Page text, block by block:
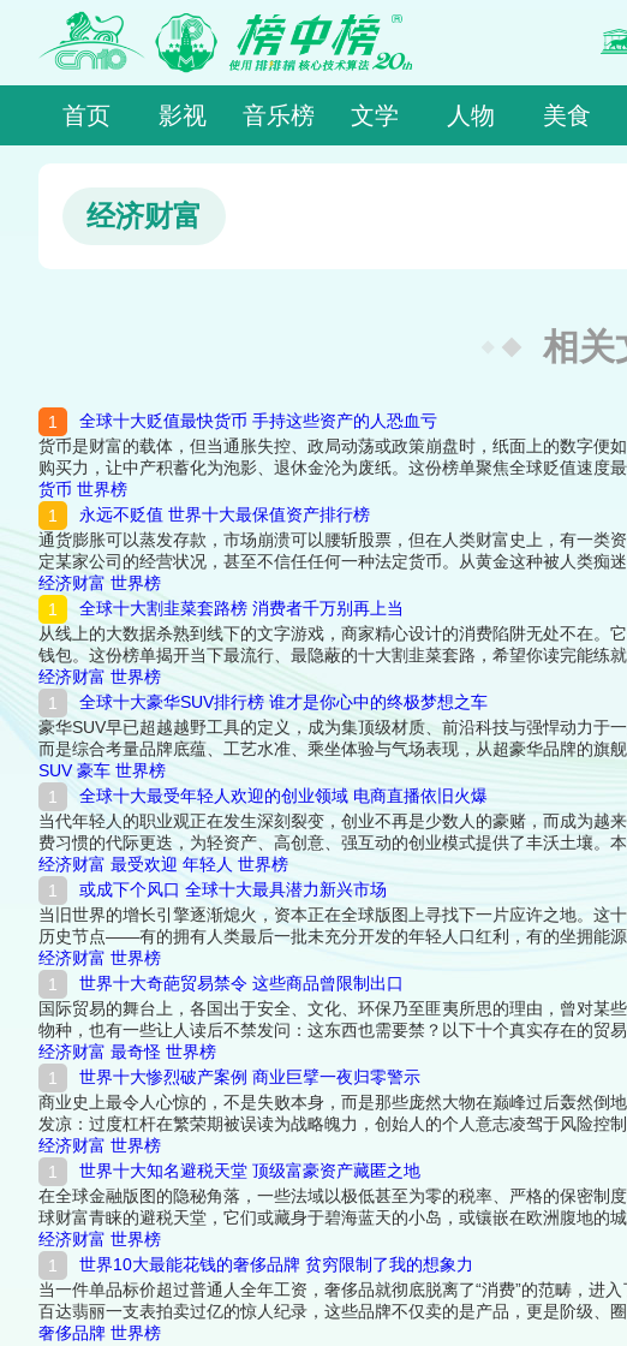
首页 影视 音乐榜 文学 人物 美食
经济财富
相关
全球十大贬值最快货币 手持这些资产的人恐血亏
货币是财富的载体，但当通胀失控、政局动荡或政策崩盘时，纸面上的数字便
购买力，让中产积蓄化为泡影、退休金沦为废纸。这份榜单聚焦全球贬值速度
看看详细名单吧！
货币 世界榜
永远不贬值 世界十大最保值资产排行榜
通货膨胀可以蒸发存款，市场崩溃可以腰斩股票，但在人类财富史上，有一
定某家公司的经营状况，甚至不信任任何一种法定货币。从黄金这种被人类
忌，到一套城市核心区的土地契约——真正的保值资产都有一个共同特征：稀
金融危机和王朝更迭的考验，依然屹立不倒。下面跟着榜中榜编辑一起来看看详
经济财富 世界榜
全球十大割韭菜套路榜 消费者千万别再上当
从线上的大数据杀熟到线下的文字游戏，商家精心设计的消费陷阱无处不在
钱包。这份榜单揭开当下最流行、最隐蔽的十大割韭菜套路，希望你读完能练
细名单吧！
经济财富 世界榜
全球十大豪华SUV排行榜 谁才是你心中的终极梦想之车
豪华SUV早已超越越野工具的定义，成为集顶级材质、前沿科技与强悍动力于
而是综合考量品牌底蕴、工艺水准、乘坐体验与气场表现，从超豪华品牌的旗
华”二字的极致形态。它们中的任何一台驶过街头，都无需轰鸣引擎便能宣告主
SUV 豪车 世界榜
全球十大最受年轻人欢迎的创业领域 电商直播依旧火爆
当代年轻人的职业观正在发生深刻裂变，创业不再是少数人的豪赌，而成为
费习惯的代际更迭，为轻资产、高创意、强互动的创业模式提供了丰沃土壤。
同点是高度契合Z世代的审美话语权、数字化生存能力与对自由工作方式的向
一起来看看详细名单吧！
经济财富 最受欢迎 年轻人 世界榜
或成下个风口 全球十大最具潜力新兴市场
当旧世界的增长引擎逐渐熄火，资本正在全球版图上寻找下一片应许之地。
历史节点——有的拥有人类最后一批未充分开发的年轻人口红利，有的坐拥能
一个中国或印度，它们是它们自己，每一个都在等待属于自己的增长神话被书
经济财富 世界榜
世界十大奇葩贸易禁令 这些商品曾限制出口
国际贸易的舞台上，各国出于安全、文化、环保乃至匪夷所思的理由，曾对
物种，也有一些让人读后不禁发问：这东西也需要禁？以下十个真实存在的贸
编辑一起来看看详细名单吧！
经济财富 最奇怪 世界榜
世界十大惨烈破产案例 商业巨擘一夜归零警示
商业史上最令人心惊的，不是失败本身，而是那些庞然大物在巅峰过后轰然
发凉：过度杠杆在繁荣期被误读为战略魄力，创始人的个人意志凌驾于风险控
水退去，数万名员工、数千亿市值和延续百年的品牌，可以在短短数月甚至数
经济财富 世界榜
世界十大知名避税天堂 顶级富豪资产藏匿之地
在全球金融版图的隐秘角落，一些法域以极低甚至为零的税率、严格的保密
球财富青睐的避税天堂，它们或藏身于碧海蓝天的小岛，或镶嵌在欧洲腹地的
编辑一起来看看详细名单吧！
经济财富 世界榜
世界10大最能花钱的奢侈品牌 贫穷限制了我的想象力
当一件单品标价超过普通人全年工资，奢侈品就彻底脱离了“消费”的范畴，进
百达翡丽一支表拍卖过亿的惊人纪录，这些品牌不仅卖的是产品，更是阶级、
筑了一道金钱铸成的围墙——墙内的人闭眼刷卡，墙外的人只能感叹：贫穷限
奢侈品牌 世界榜